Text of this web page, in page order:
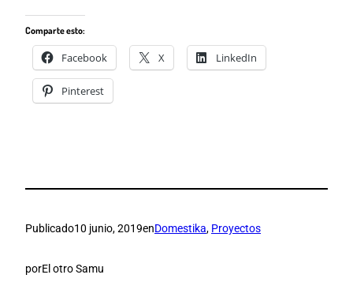
Comparte esto:
Facebook X LinkedIn
Pinterest
Publicado10 junio, 2019enDomestika, Proyectos
porEl otro Samu